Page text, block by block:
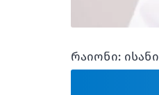
რაიონი: ისანი